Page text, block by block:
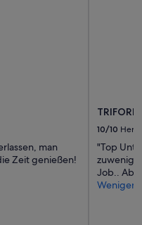
man
Zeit genießen!
10/10
"Top
zuwenig
Job..
Weniger